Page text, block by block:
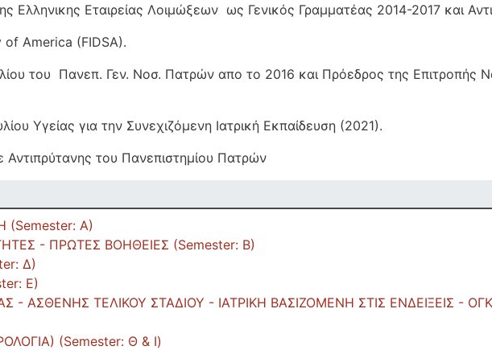
Ελληνικης Εταιρείας Λοιμώξεων ως Γενικός Γραμματέας 2014-2017 και
America (FIDSA).
του Πανεπ. Γεν. Νοσ. Πατρών απο το 2016 και Πρόεδρος της Επιτροπής
Υγείας για την Συνεχιζόμενη Ιατρική Εκπαίδευση (2021).
του Πανεπιστημίου Πατρών
(Semester: Α)
- ΠΡΩΤΕΣ ΒΟΗΘΕΙΕΣ (Semester: Β)
Δ)
Ε)
- ΑΣΘΕΝΗΣ ΤΕΛΙΚΟΥ ΣΤΑΔΙΟΥ - ΙΑΤΡΙΚΗ ΒΑΣΙΖΟΜΕΝΗ ΣΤΙΣ ΕΝΔΕΙΞΕΙΣ -
(Semester: Θ & Ι)